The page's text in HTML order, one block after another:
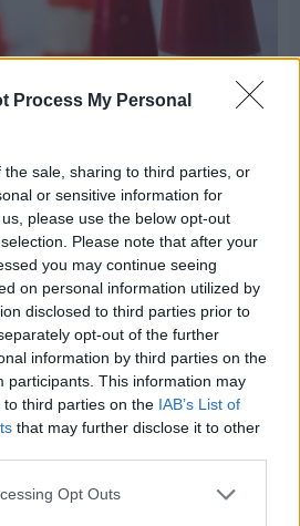
Process My Personal
sale, sharing to third parties, or
or sensitive information for
please use the below opt-out
Please note that after your
you may continue seeing
on personal information utilized by
disclosed to third parties prior to
opt-out of the further
information by third parties on the
participants. This information may
third parties on the IAB’s List of
that may further disclose it to other
Opt Outs
σε τρεις οδούς του